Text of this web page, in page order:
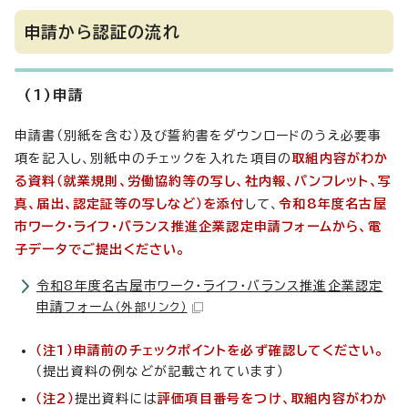
申請から認証の流れ
(1)申請
申請書（別紙を含む）及び誓約書をダウンロードのうえ必要事
項を記入し、別紙中のチェックを入れた項目の 取組内容がわか
る資料（就業規則、労働協約等の写し、社内報、パンフレット、写
真、届出、認定証等の写しなど）を添付 して、令和8年度名古屋
市ワーク・ライフ・バランス推進企業認定申請フォームから、電
子データでご提出ください。
令和8年度名古屋市ワーク・ライフ・バランス推進企業認定
申請フォーム （外部リンク）
（注1）申請前のチェックポイントを必ず確認してください。
（提出資料の例などが記載されています）
（注2）提出資料には評価項目番号をつけ、取組内容がわか